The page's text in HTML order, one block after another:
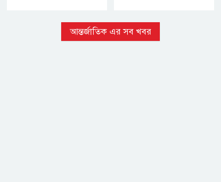
আন্তর্জাতিক এর সব খবর